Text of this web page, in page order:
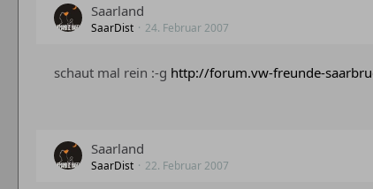
Saarland
SaarDist 24. Februar 2007
schaut mal rein :-g http://forum.vw-freunde-
Saarland
SaarDist 22. Februar 2007